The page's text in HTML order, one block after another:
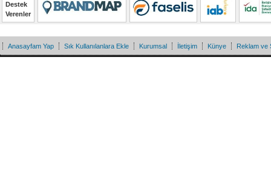
Destek
Verenler
Anasayfam Yap Sık Kullanılanlara Ekle Kurumsal İletişim Künye Reklam ve